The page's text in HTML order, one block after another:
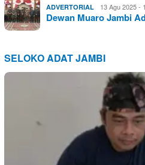
ADVERTORIAL 13 Agu 2025 -
Dewan Muaro Jambi
SELOKO ADAT JAMBI